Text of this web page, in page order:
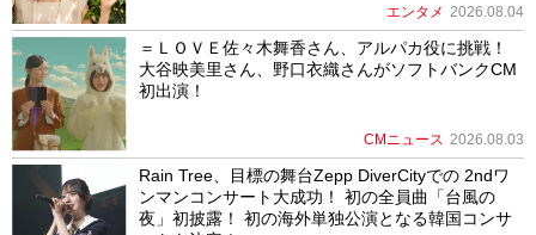
エンタメ 2026.08.04
＝ＬＯＶＥ佐々木舞香さん、アルパカ役に挑戦！
大谷映美里さん、野口衣織さんがソフトバンクCM
初出演！
CMニュース 2026.08.03
Rain Tree、目標の舞台Zepp DiverCityでの 2ndワ
ンマンコンサート大成功！ 初の全員曲「台風の
夜」初披露！ 初の海外単独公演となる韓国コンサ